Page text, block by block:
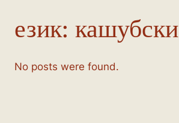
език: кашубски
No posts were found.